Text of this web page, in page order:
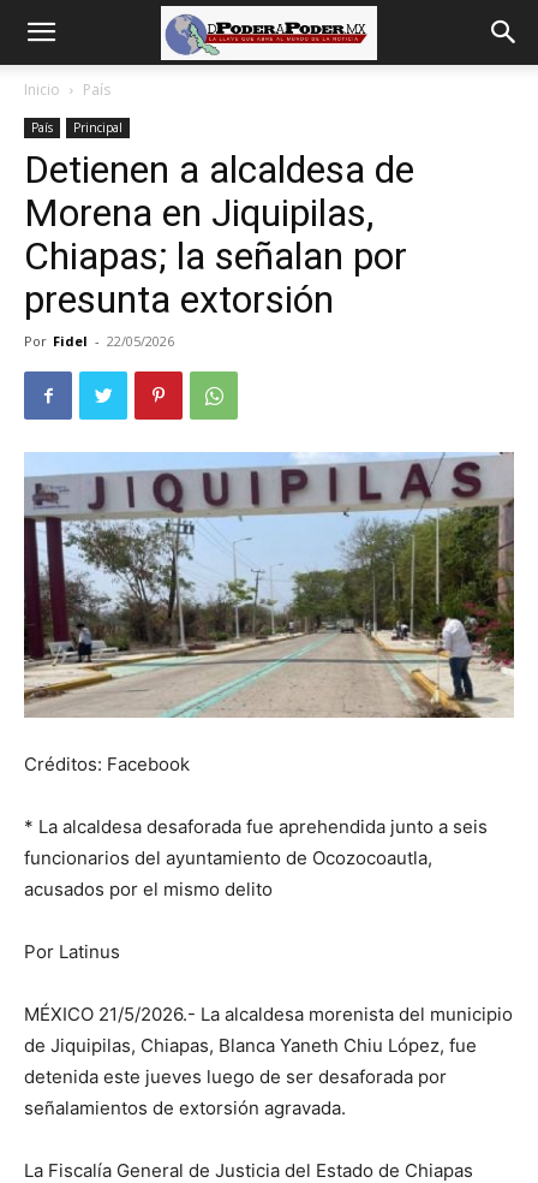
poder
Poder
Inicio País
País Principal
Detienen a alcaldesa de
Morena en Jiquipilas,
Chiapas; la señalan por
presunta extorsión
Por Fidel - 22/05/2026
Créditos: Facebook
* La alcaldesa desaforada fue aprehendida junto a seis
funcionarios del ayuntamiento de Ocozocoautla,
acusados por el mismo delito
Por Latinus
MÉXICO 21/5/2026.- La alcaldesa morenista del municipio
de Jiquipilas, Chiapas, Blanca Yaneth Chiu López, fue
detenida este jueves luego de ser desaforada por
señalamientos de extorsión agravada.
La Fiscalía General de Justicia del Estado de Chiapas